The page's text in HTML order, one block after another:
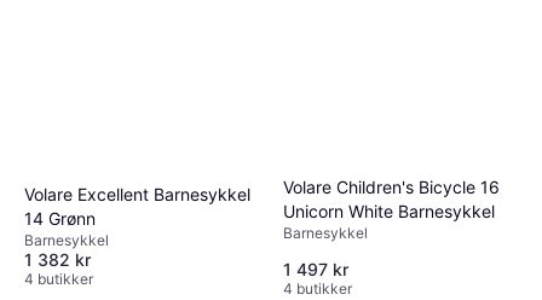
Volare Excellent Barnesykkel
14 Grønn
Barnesykkel
1 382 kr
4 butikker
Volare Children's Bicycle 16
Unicorn White Barnesykkel
Barnesykkel
1 497 kr
4 butikker